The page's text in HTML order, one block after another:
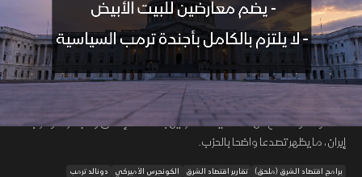
تصدع الحزب الجمهوري.. تكتل YOLO
21 مايو 2026 01:32 اقتصاد
تقارير اقتصاد الشرق
رغم سيطرة الجمهوريين ونفوذ ترمب، ظهر تكتل "يولو" بالكونجرس لمعارضة
البيت الأبيض دون خوف من الصدام. التكتل الذي يقوده توماس ماسي
بمشاركة كاسيدي وموركوسكي وماكونيل، يهدف لرفض الصلاحيات
المفتوحة والدفاع عن استقلالية المشرعين بملفات الإنفاق والجمارك وحرب
إيران، ما يظهر تصدعا واضحا بالحزب.
برامج اقتصاد الشرق (ملحق) تقارير اقتصاد الشرق الكونجرس الأميركي
دونالد ترمب